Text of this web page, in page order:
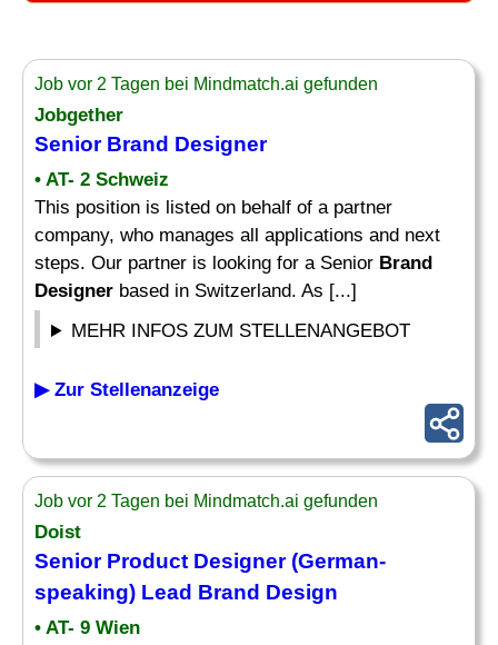
Job vor 2 Tagen bei Mindmatch.ai gefunden
Jobgether
Senior Brand Designer
• AT- 2 Schweiz
This position is listed on behalf of a partner
company, who manages all applications and next
steps. Our partner is looking for a Senior Brand
Designer based in Switzerland. As [...]
MEHR INFOS ZUM STELLENANGEBOT
▶ Zur Stellenanzeige
Job vor 2 Tagen bei Mindmatch.ai gefunden
Doist
Senior Product Designer(German-
speaking) Lead Brand Design
• AT- 9 Wien